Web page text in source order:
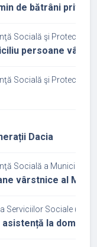
de bătrâni privat
Socială şi Protecţia
persoane
Socială şi Protecţia
Dacia
Socială a Municipiului
vârstnice al
Serviciilor Sociale
la domiciliu